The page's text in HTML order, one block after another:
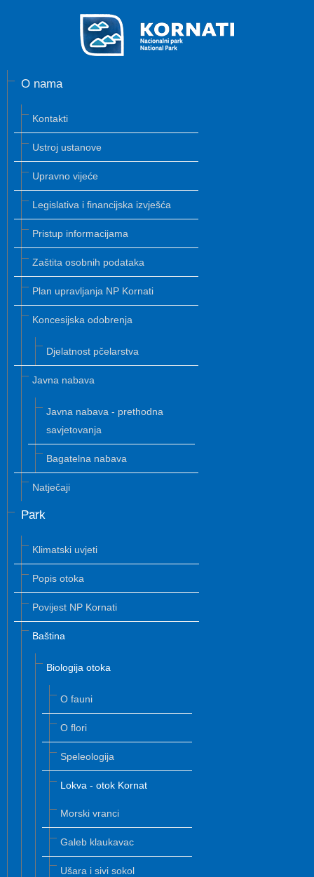
O nama
Kontakti
Ustroj ustanove
Upravno vijeće
Legislativa i financijska izvješća
Pristup informacijama
Zaštita osobnih podataka
Plan upravljanja NP Kornati
Koncesijska odobrenja
Djelatnost pčelarstva
Javna nabava
Javna nabava - prethodna
savjetovanja
Bagatelna nabava
Natječaji
Park
Klimatski uvjeti
Popis otoka
Povijest NP Kornati
Baština
Biologija otoka
O fauni
O flori
Speleologija
Lokva - otok Kornat
Morski vranci
Galeb klaukavac
Ušara i sivi sokol